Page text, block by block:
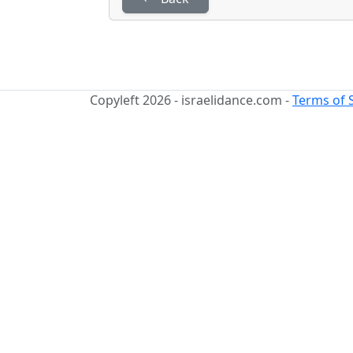
Copyleft 2026 - israelidance.com -Terms of